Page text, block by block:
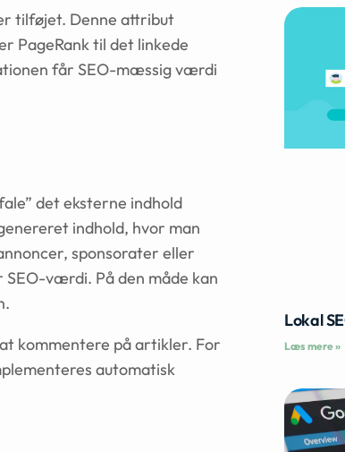
tilføjet. Denne attribut
PageRank til det linkede
får SEO-mæssig værdi
det eksterne indhold
indhold, hvor man
sponsorater eller
værdi. På den måde kan
kommentere på artikler. For
automatisk
Lokal
Læs mere »